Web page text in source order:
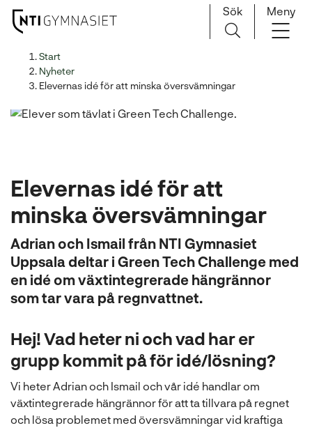
Huvudnavigation
Sök Meny
Start
Nyheter
Elevernas idé för att minska översvämningar
Elevernas idé för att
minska översvämningar
Adrian och Ismail från NTI Gymnasiet
Uppsala deltar i Green Tech Challenge med
en idé om växtintegrerade hängrännor
som tar vara på regnvattnet.
Hej! Vad heter ni och vad har er
grupp kommit på för idé/lösning?
Vi heter Adrian och Ismail och vår idé handlar om
växtintegrerade hängrännor för att ta tillvara på regnet
och lösa problemet med översvämningar vid kraftiga